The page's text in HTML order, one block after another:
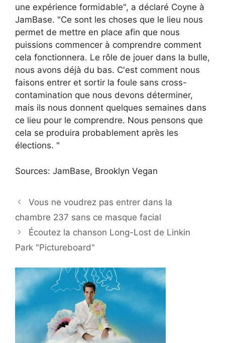
une expérience formidable", a déclaré Coyne à
JamBase. "Ce sont les choses que le lieu nous
permet de mettre en place afin que nous
puissions commencer à comprendre comment
cela fonctionnera. Le rôle de jouer dans la bulle,
nous avons déjà du bas. C'est comment nous
faisons entrer et sortir la foule sans cross-
contamination que nous devons déterminer,
mais ils nous donnent quelques semaines dans
ce lieu pour le comprendre. Nous pensons que
cela se produira probablement après les
élections. "
Sources: JamBase, Brooklyn Vegan
Vous ne voudrez pas entrer dans la
chambre 237 sans ce masque facial
Écoutez la chanson Long-Lost de Linkin
Park "Pictureboard"